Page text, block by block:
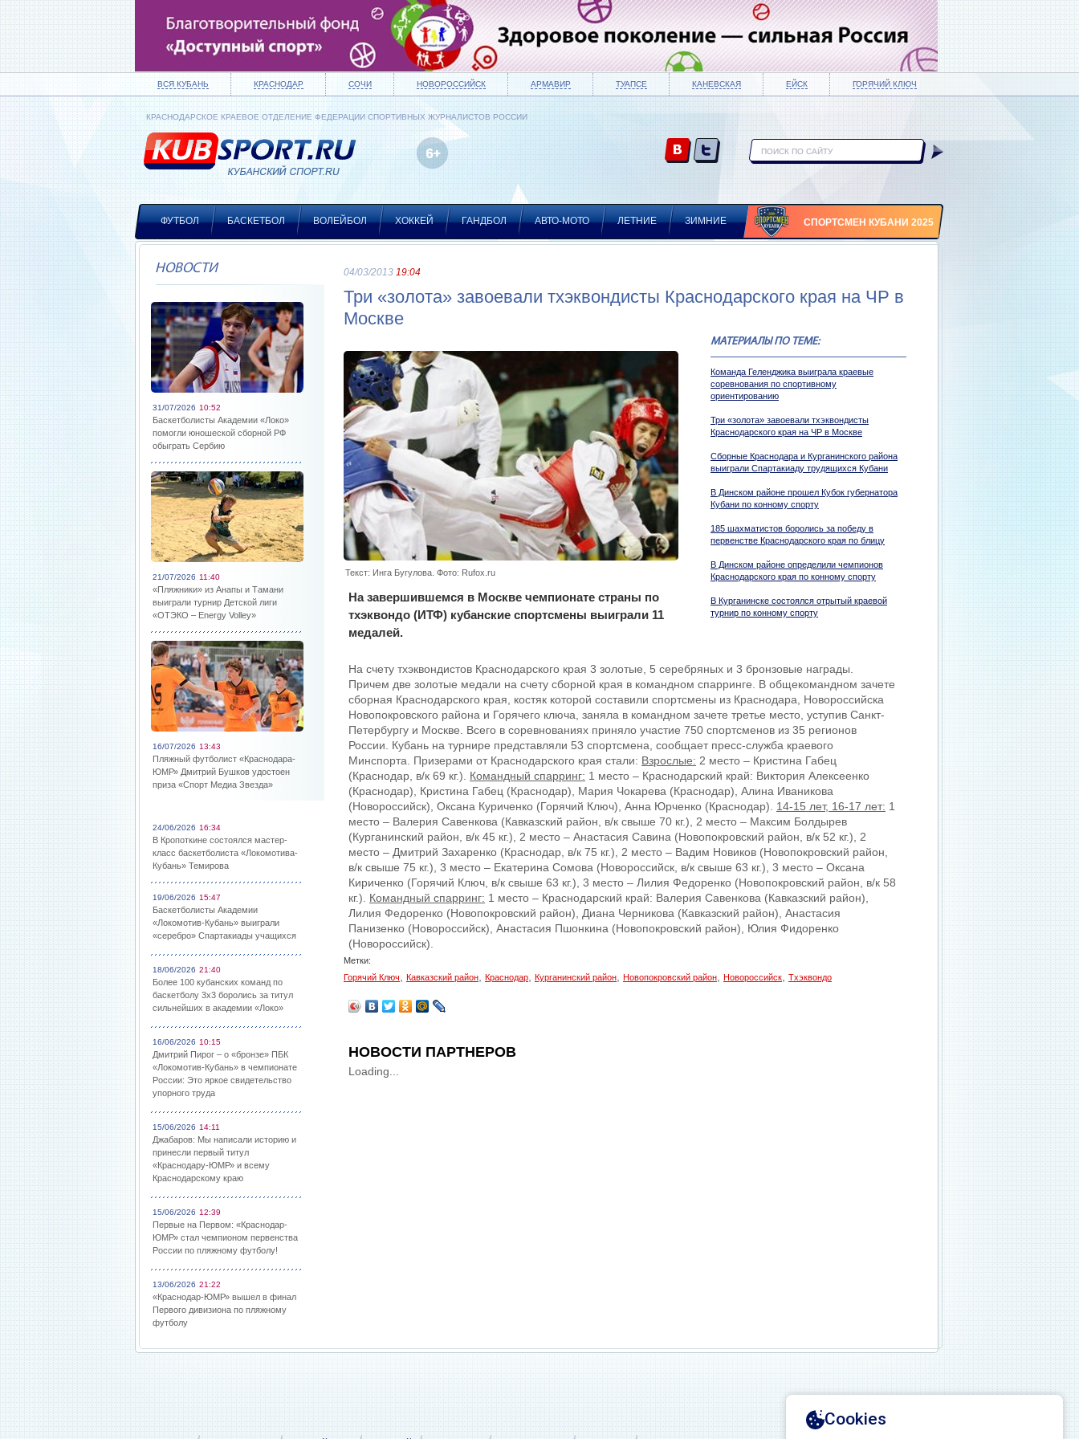
ВСЯ КУБАНЬ КРАСНОДАР СОЧИ НОВОРОССИЙСК АРМАВИР ТУАПСЕ КАНЕВСКАЯ ЕЙСК ГОРЯЧИЙ КЛЮЧ
КРАСНОДАРСКОЕ КРАЕВОЕ ОТДЕЛЕНИЕ ФЕДЕРАЦИИ СПОРТИВНЫХ ЖУРНАЛИСТОВ РОССИИ
ФУТБОЛ БАСКЕТБОЛ ВОЛЕЙБОЛ ХОККЕЙ ГАНДБОЛ АВТО-МОТО ЛЕТНИЕ ЗИМНИЕ СПОРТСМЕН КУБАНИ 2025
НОВОСТИ
31/07/2026 10:52
Баскетболисты Академии «Локо»
помогли юношеской сборной РФ
обыграть Сербию
21/07/2026 11:40
«Пляжники» из Анапы и Тамани
выиграли турнир Детской лиги
«ОТЭКО – Energy Volley»
16/07/2026 13:43
Пляжный футболист «Краснодара-
ЮМР» Дмитрий Бушков удостоен
приза «Спорт Медиа Звезда»
24/06/2026 16:34
В Кропоткине состоялся мастер-
класс баскетболиста «Локомотива-
Кубань» Темирова
19/06/2026 15:47
Баскетболисты Академии
«Локомотив-Кубань» выиграли
«серебро» Спартакиады учащихся
18/06/2026 21:40
Более 100 кубанских команд по
баскетболу 3х3 боролись за титул
сильнейших в академии «Локо»
16/06/2026 10:15
Дмитрий Пирог – о «бронзе» ПБК
«Локомотив-Кубань» в чемпионате
России: Это яркое свидетельство
упорного труда
15/06/2026 14:11
Джабаров: Мы написали историю и
принесли первый титул
«Краснодару-ЮМР» и всему
Краснодарскому краю
15/06/2026 12:39
Первые на Первом: «Краснодар-
ЮМР» стал чемпионом первенства
России по пляжному футболу!
13/06/2026 21:22
«Краснодар-ЮМР» вышел в финал
Первого дивизиона по пляжному
футболу
04/03/2013 19:04
Три «золота» завоевали тхэквондисты Краснодарского края на ЧР в
Москве
МАТЕРИАЛЫ ПО ТЕМЕ:
Команда Геленджика выиграла краевые
соревнования по спортивному
ориентированию
Три «золота» завоевали тхэквондисты
Краснодарского края на ЧР в Москве
Сборные Краснодара и Курганинского района
выиграли Спартакиаду трудящихся Кубани
В Динском районе прошел Кубок губернатора
Кубани по конному спорту
185 шахматистов боролись за победу в
первенстве Краснодарского края по блицу
В Динском районе определили чемпионов
Краснодарского края по конному спорту
В Курганинске состоялся отрытый краевой
турнир по конному спорту
Текст: Инга Бугулова. Фото: Rufox.ru
На завершившемся в Москве чемпионате страны по
тхэквондо (ИТФ) кубанские спортсмены выиграли 11
медалей.
На счету тхэквондистов Краснодарского края 3 золотые, 5 серебряных и 3 бронзовые награды.
Причем две золотые медали на счету сборной края в командном спарринге. В общекомандном зачете
сборная Краснодарского края, костяк которой составили спортсмены из Краснодара, Новороссийска
Новопокровского района и Горячего ключа, заняла в командном зачете третье место, уступив Санкт-
Петербургу и Москве. Всего в соревнованиях приняло участие 750 спортсменов из 35 регионов
России. Кубань на турнире представляли 53 спортсмена, сообщает пресс-служба краевого
Минспорта. Призерами от Краснодарского края стали: Взрослые: 2 место – Кристина Габец
(Краснодар, в/к 69 кг.). Командный спарринг: 1 место – Краснодарский край: Виктория Алексеенко
(Краснодар), Кристина Габец (Краснодар), Мария Чокарева (Краснодар), Алина Иваникова
(Новороссийск), Оксана Куриченко (Горячий Ключ), Анна Юрченко (Краснодар). 14-15 лет, 16-17 лет: 1
место – Валерия Савенкова (Кавказский район, в/к свыше 70 кг.), 2 место – Максим Болдырев
(Курганинский район, в/к 45 кг.), 2 место – Анастасия Савина (Новопокровский район, в/к 52 кг.), 2
место – Дмитрий Захаренко (Краснодар, в/к 75 кг.), 2 место – Вадим Новиков (Новопокровский район,
в/к свыше 75 кг.), 3 место – Екатерина Сомова (Новороссийск, в/к свыше 63 кг.), 3 место – Оксана
Кириченко (Горячий Ключ, в/к свыше 63 кг.), 3 место – Лилия Федоренко (Новопокровский район, в/к 58
кг.). Командный спарринг: 1 место – Краснодарский край: Валерия Савенкова (Кавказский район),
Лилия Федоренко (Новопокровский район), Диана Черникова (Кавказский район), Анастасия
Панизенко (Новороссийск), Анастасия Пшонкина (Новопокровский район), Юлия Фидоренко
(Новороссийск).
Метки:
Горячий Ключ
Кавказский район Краснодар Курганинский район Новопокровский район Новороссийск Тхэквондо
НОВОСТИ ПАРТНЕРОВ
Loading...